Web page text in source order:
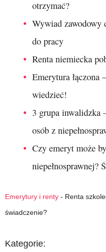
otrzymać?
Wywiad zawodowy
do pracy
Renta niemiecka
Emerytura łączona
wiedzieć!
3 grupa inwalidzka
osób z
Czy emeryt może
niepełnosprawnej?
Emerytury i renty - Renta
świadczenie?
Kategorie: